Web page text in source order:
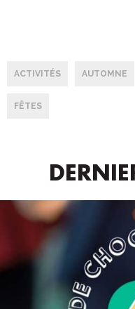
ACTIVITÉS AUTOMNE
FÊTES